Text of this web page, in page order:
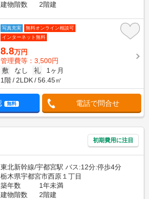
建物階数
2階建
写真充実
無料オンライン相談可
インターネット無料
8.8万円
管理費等：3,500円
敷
なし 礼
1ヶ月
1階
2LDK 56.45㎡
無料 電話で問合せ
初期費用に注目
東北新幹線/宇都宮駅 バス:12分:停歩4分
栃木県宇都宮市西原１丁目
築年数
1年未満
建物階数
2階建